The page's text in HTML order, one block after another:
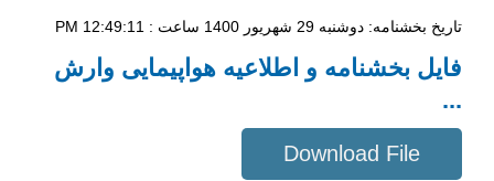
تاریخ بخشنامه: دوشنبه 29 شهریور 1400 ساعت : 12:49:11 PM
فایل بخشنامه و اطلاعیه هواپیمایی وارش
...
Download File